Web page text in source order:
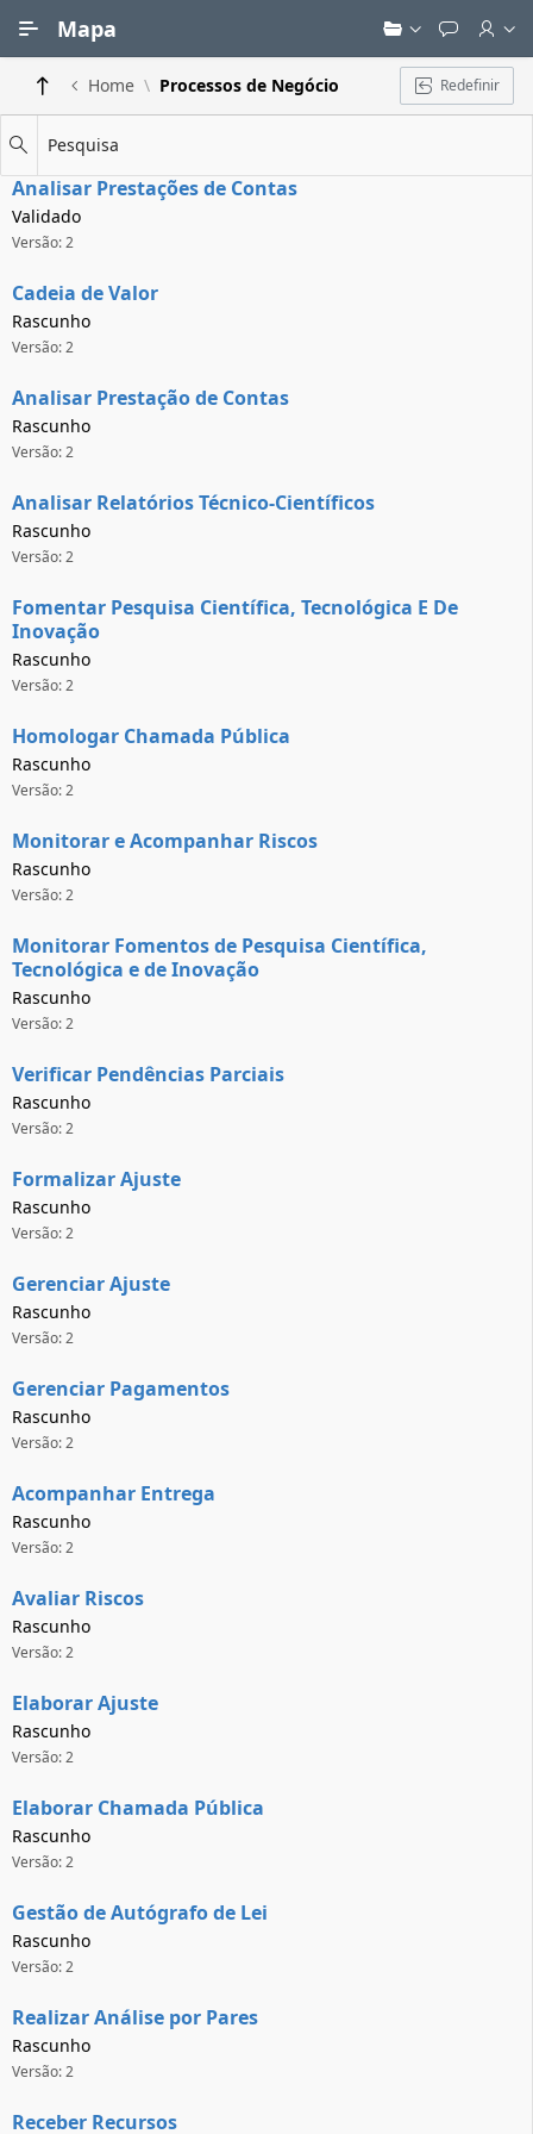
Mapa
Home Processos de Negócio Redefinir
Pesquisa
Analisar Prestações de Contas
Validado
Versão: 2
Cadeia de Valor
Rascunho
Versão: 2
Analisar Prestação de Contas
Rascunho
Versão: 2
Analisar Relatórios Técnico-Científicos
Rascunho
Versão: 2
Fomentar Pesquisa Científica, Tecnológica E De
Inovação
Rascunho
Versão: 2
Homologar Chamada Pública
Rascunho
Versão: 2
Monitorar e Acompanhar Riscos
Rascunho
Versão: 2
Monitorar Fomentos de Pesquisa Científica,
Tecnológica e de Inovação
Rascunho
Versão: 2
Verificar Pendências Parciais
Rascunho
Versão: 2
Formalizar Ajuste
Rascunho
Versão: 2
Gerenciar Ajuste
Rascunho
Versão: 2
Gerenciar Pagamentos
Rascunho
Versão: 2
Acompanhar Entrega
Rascunho
Versão: 2
Avaliar Riscos
Rascunho
Versão: 2
Elaborar Ajuste
Rascunho
Versão: 2
Elaborar Chamada Pública
Rascunho
Versão: 2
Gestão de Autógrafo de Lei
Rascunho
Versão: 2
Realizar Análise por Pares
Rascunho
Versão: 2
Receber Recursos